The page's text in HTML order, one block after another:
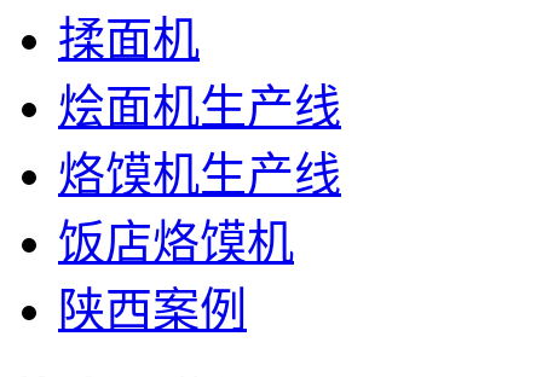
揉面机
烩面机生产线
烙馍机生产线
饭店烙馍机
陕西案例